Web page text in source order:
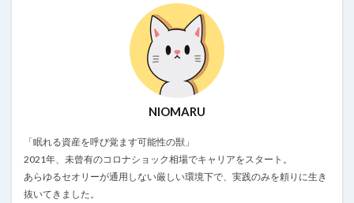
NIOMARU
「眠れる資産を呼び覚ます可能性の獣」
2021年、未曾有のコロナショック相場でキャリアをスタート。
あらゆるセオリーが通用しない厳しい環境下で、実践のみを頼りに生き
抜いてきました。